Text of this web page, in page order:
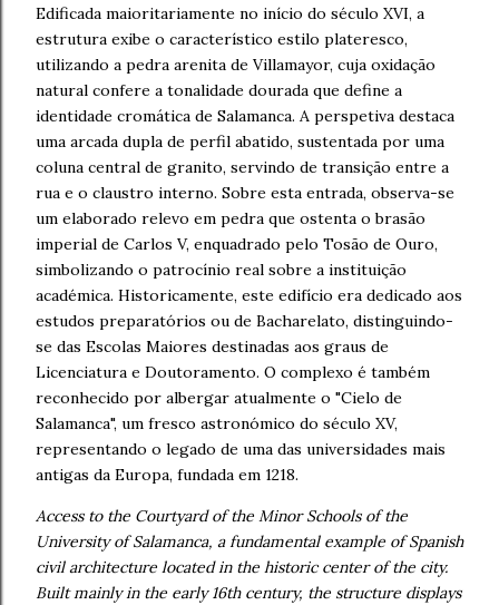
Edificada maioritariamente no início do século XVI, a
estrutura exibe o característico estilo plateresco,
utilizando a pedra arenita de Villamayor, cuja oxidação
natural confere a tonalidade dourada que define a
identidade cromática de Salamanca. A perspetiva destaca
uma arcada dupla de perfil abatido, sustentada por uma
coluna central de granito, servindo de transição entre a
rua e o claustro interno. Sobre esta entrada, observa-se
um elaborado relevo em pedra que ostenta o brasão
imperial de Carlos V, enquadrado pelo Tosão de Ouro,
simbolizando o patrocínio real sobre a instituição
académica. Historicamente, este edifício era dedicado aos
estudos preparatórios ou de Bacharelato, distinguindo-
se das Escolas Maiores destinadas aos graus de
Licenciatura e Doutoramento. O complexo é também
reconhecido por albergar atualmente o "Cielo de
Salamanca", um fresco astronómico do século XV,
representando o legado de uma das universidades mais
antigas da Europa, fundada em 1218.
Access to the Courtyard of the Minor Schools of the
University of Salamanca, a fundamental example of Spanish
civil architecture located in the historic center of the city.
Built mainly in the early 16th century, the structure displays